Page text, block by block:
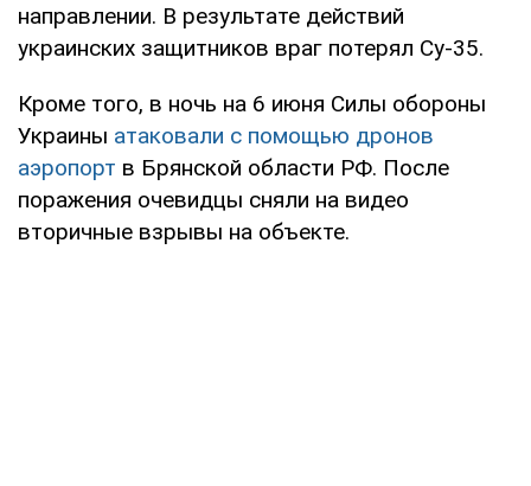
направлении. В результате действий
украинских защитников враг потерял Су-35.
Кроме того, в ночь на 6 июня Силы обороны
Украины атаковали с помощью дронов
аэропорт в Брянской области РФ. После
поражения очевидцы сняли на видео
вторичные взрывы на объекте.